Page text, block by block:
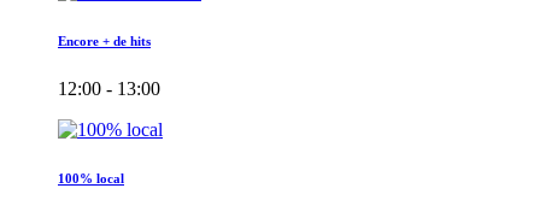
Encore + de hits
12:00 - 13:00
100% local